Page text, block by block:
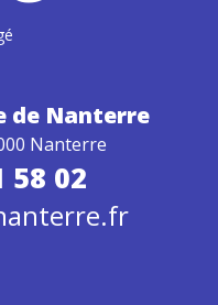
de Nanterre
Nanterre
58 02